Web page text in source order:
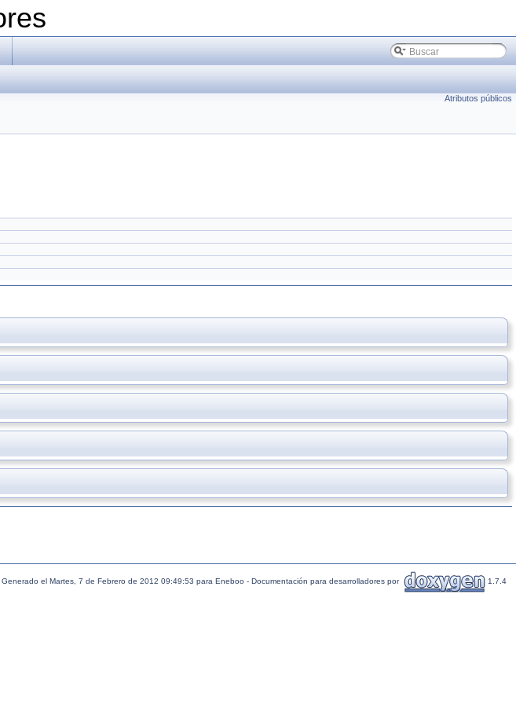
Atributos públicos
Generado el Martes, 7 de Febrero de 2012 09:49:53 para Eneboo - Documentación para desarrolladores por 1.7.4